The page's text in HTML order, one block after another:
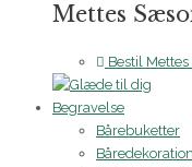
Mettes
Bestil
Begravelse
Bårebuketter